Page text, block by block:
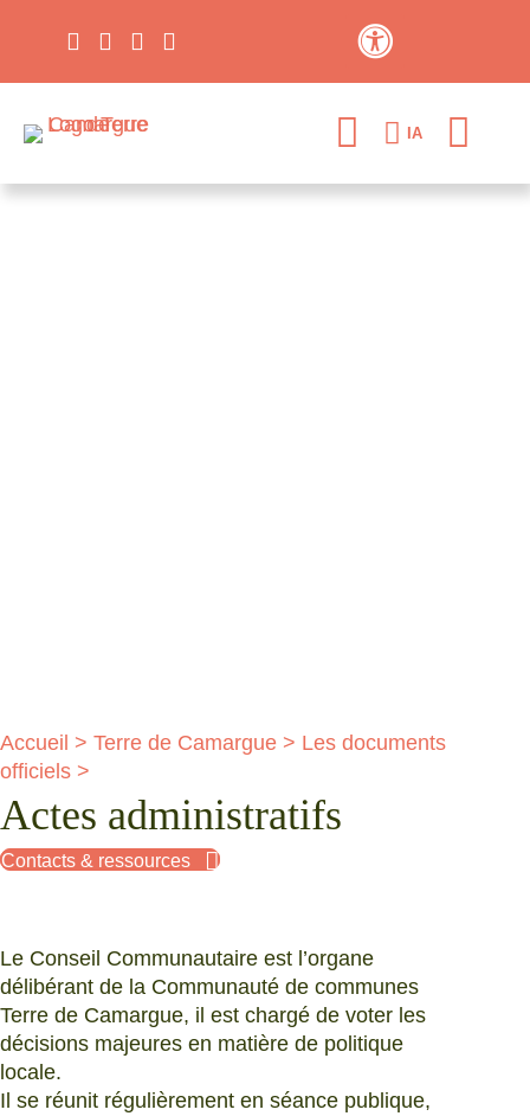
IA
Accueil > Terre de Camargue > Les documents
officiels >
Actes administratifs
Contacts & ressources
Le Conseil Communautaire est l’organe
délibérant de la Communauté de communes
Terre de Camargue, il est chargé de voter les
décisions majeures en matière de politique
locale.
Il se réunit régulièrement en séance publique,